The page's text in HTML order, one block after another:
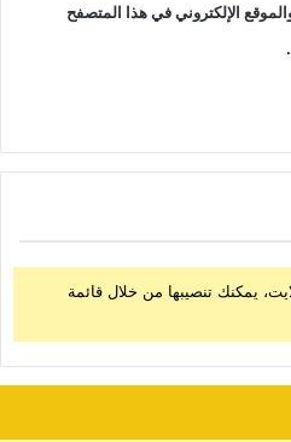
الإلكتروني في هذا المتصفح
يمكنك تنصيبها من خلال قائمة